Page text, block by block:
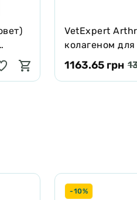
VetExpert
колагеном для
проблемами
суглобів і
1163.65 грн
-10%